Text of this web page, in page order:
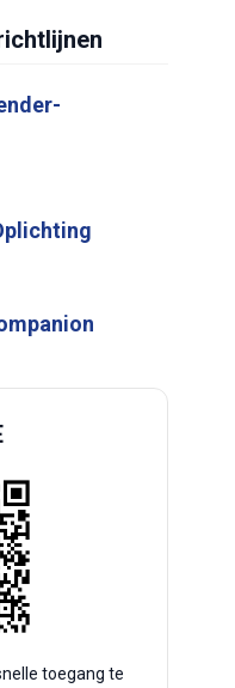
toegang te